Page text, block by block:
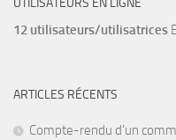
UTILISATEURS EN LIGNE
12 utilisateurs/utilisatrices
ARTICLES RÉCENTS
Compte-rendu d’un